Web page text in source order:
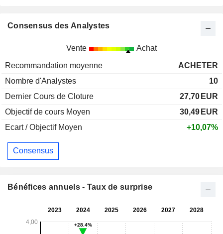
Consensus des Analystes
Vente Achat
Recommandation moyenne
ACHETER
Nombre d'Analystes
10
Dernier Cours de Cloture
27,70 EUR
Objectif de cours Moyen
30,49 EUR
Ecart / Objectif Moyen
+10,07%
Consensus
Bénéfices annuels - Taux de surprise